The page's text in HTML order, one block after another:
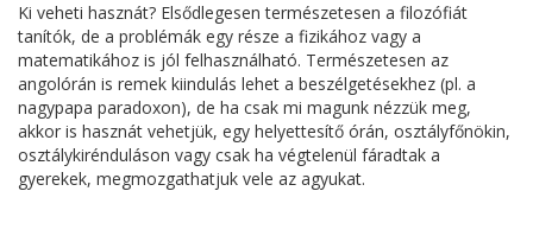
Ki veheti hasznát? Elsődlegesen természetesen a filozófiát
tanítók, de a problémák egy része a fizikához vagy a
matematikához is jól felhasználható. Természetesen az
angolórán is remek kiindulás lehet a beszélgetésekhez (pl. a
nagypapa paradoxon), de ha csak mi magunk nézzük meg,
akkor is hasznát vehetjük, egy helyettesítő órán, osztályfőnökin,
osztálykirénduláson vagy csak ha végtelenül fáradtak a
gyerekek, megmozgathatjuk vele az agyukat.